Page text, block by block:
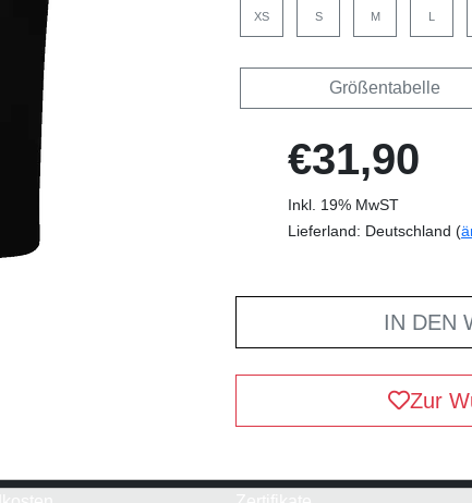
XS S M L
Größentabelle
€31,90
Inkl. 19% MwST
Lieferland: Deutschland (
IN DEN
Zur